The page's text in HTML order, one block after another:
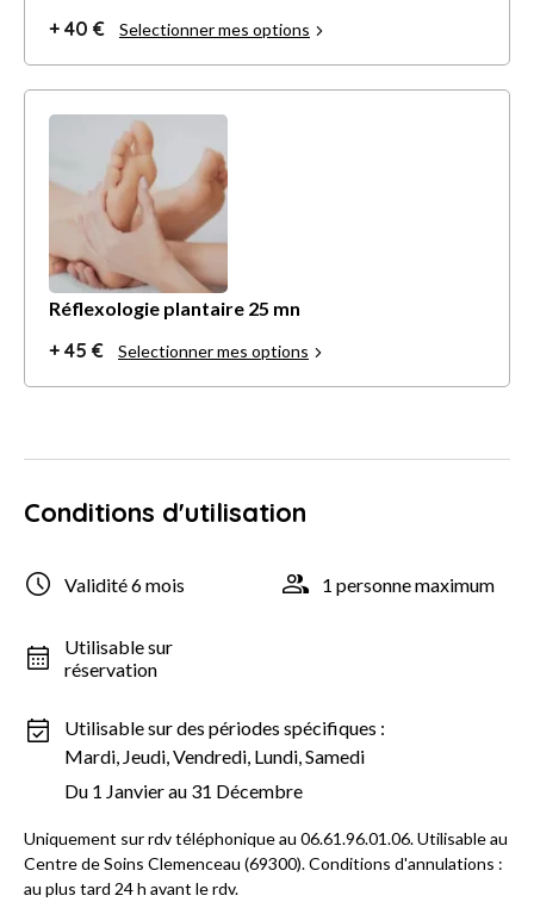
+ 40 € Selectionner mes options
Réflexologie plantaire 25 mn
+ 45 € Selectionner mes options
Conditions d'utilisation
Validité 6 mois 1 personne maximum
Utilisable sur
réservation
Utilisable sur des périodes spécifiques :
Mardi, Jeudi, Vendredi, Lundi, Samedi
Du 1 Janvier au 31 Décembre
Uniquement sur rdv téléphonique au 06.61.96.01.06. Utilisable au
Centre de Soins Clemenceau (69300). Conditions d'annulations :
au plus tard 24 h avant le rdv.